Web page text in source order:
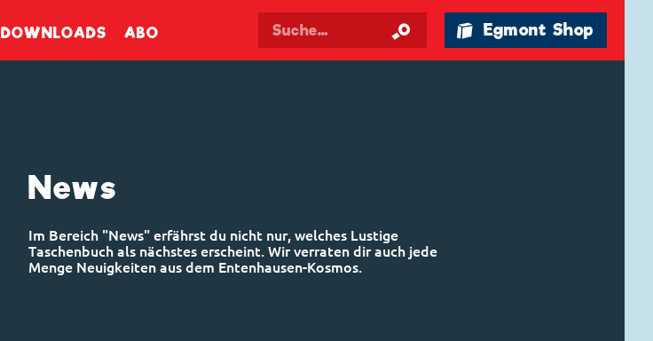
DOWNLOADS ABO 🛍 Egmont Shop
News
Im Bereich "News" erfährst du nicht nur, welches Lustige
Taschenbuch als nächstes erscheint. Wir verraten dir auch jede
Menge Neuigkeiten aus dem Entenhausen-Kosmos.